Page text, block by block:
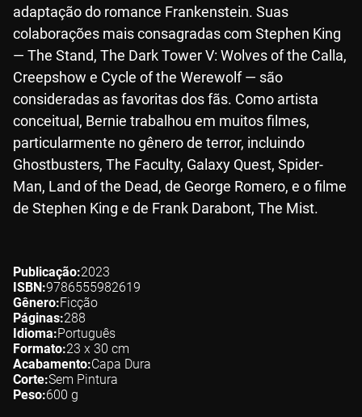
adaptação do romance Frankenstein. Suas
colaborações mais consagradas com Stephen King
— The Stand, The Dark Tower V: Wolves of the Calla,
Creepshow e Cycle of the Werewolf — são
consideradas as favoritas dos fãs. Como artista
conceitual, Bernie trabalhou em muitos filmes,
particularmente no gênero de terror, incluindo
Ghostbusters, The Faculty, Galaxy Quest, Spider-
Man, Land of the Dead, de George Romero, e o filme
de Stephen King e de Frank Darabont, The Mist.
Publicação 2023
ISBN 9786555982619
Gênero Ficção
Páginas 288
Idioma Português
Formato 23 x 30 cm
Acabamento Capa Dura
Corte Sem Pintura
Peso 600 g